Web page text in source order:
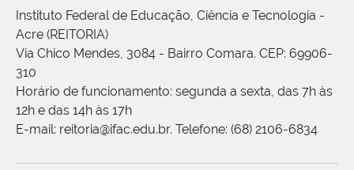
Instituto Federal de Educação, Ciência e Tecnologia -
Acre (REITORIA)
Via Chico Mendes, 3084 - Bairro Comara. CEP: 69906-
310
Horário de funcionamento: segunda a sexta, das 7h às
12h e das 14h às 17h
E-mail: reitoria@ifac.edu.br. Telefone: (68) 2106-6834